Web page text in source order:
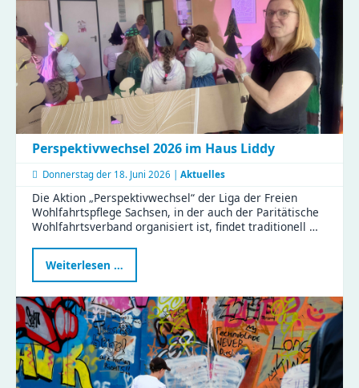
Perspektivwechsel 2026 im Haus Liddy
Donnerstag der 18. Juni 2026 | Aktuelles
Die Aktion „Perspektivwechsel“ der Liga der Freien
Wohlfahrtspflege Sachsen, in der auch der Paritätische
Wohlfahrtsverband organisiert ist, findet traditionell …
Weiterlesen …
2026
im
Haus
Liddy